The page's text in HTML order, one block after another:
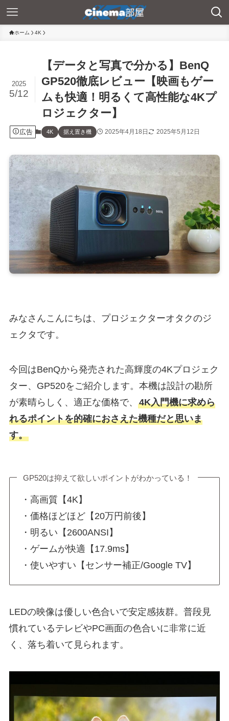
ホーム 4K
【データと写真で分かる】BenQ
GP520徹底レビュー【映画もゲー
ムも快適！明るくて高性能な4Kプ
ロジェクター】
2025
5/12
広告 4K 据え置き機 2025年4月18日 2025年5月12日
みなさんこんにちは、プロジェクターオタクのジ
ェクタです。
今回はBenQから発売された高輝度の4Kプロジェク
ター、GP520をご紹介します。本機は設計の勘所
が素晴らしく、適正な価格で、 4K入門機に求めら
れるポイントを的確におさえた機種だと思いま
す。
GP520は抑えて欲しいポイントがわかっている！
・高画質【4K】
・価格ほどほど【20万円前後】
・明るい【2600ANSI】
・ゲームが快適【17.9ms】
・使いやすい【センサー補正/Google TV】
LEDの映像は優しい色合いで安定感抜群。普段見
慣れているテレビやPC画面の色合いに非常に近
く、落ち着いて見られます。